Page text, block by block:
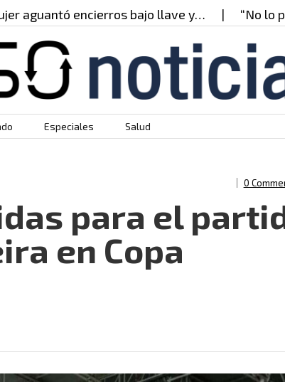
encierros bajo llave y… “No lo
Especiales Salud
0
para el
en Copa